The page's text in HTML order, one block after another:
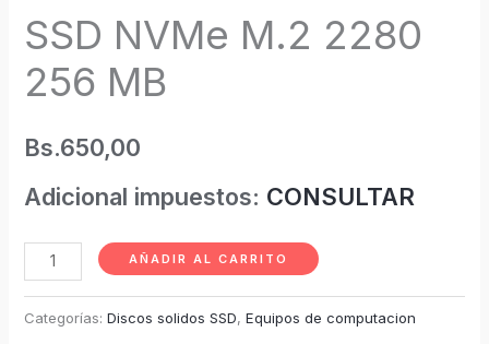
SSD NVMe M.2 2280
256 MB
Bs.650,00
Adicional impuestos: CONSULTAR
AÑADIR AL CARRITO
Categorías:Discos solidos SSD,Equipos de computacion